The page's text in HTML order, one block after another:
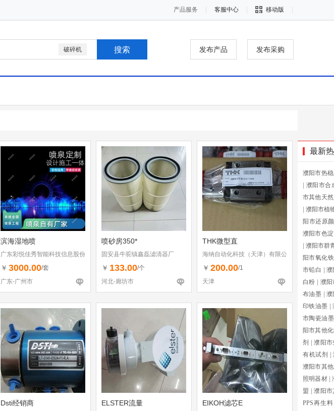
产品服务 客服中心 移动版
破碎机 发布产品 发布采购
滨海湿地喷
广东彩悦佳秀智能科技信息股份
有限公司
￥ 3000.00/套
广东-广州市
喷砂房350*
固安县牛驼镇鑫磊滤清器厂
￥ 133.00/个
河北-廊坊市
THK微型直
海纳自动化科技（天津）有限公
司
￥ 200.00/1
天津
Dsti经销商 ELSTER流量 EIKOH滤芯E
最新
濮阳市热
濮阳市合
市其他天
濮阳市植
阳市还原
濮阳市色淀
濮阳市群
阳市氧化
市铅白
濮
白粉
濮
布油墨
濮
印铁油墨
市陶瓷油墨
阳市其他
剂
濮阳市
有机试剂
濮阳市其
照明器材
盟
濮阳市
PPS再生料